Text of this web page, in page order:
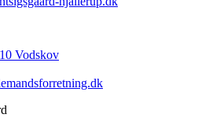
Vodskov